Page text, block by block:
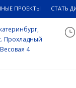
ПРОЕКТЫ СТАТЬ
Прохладный
4